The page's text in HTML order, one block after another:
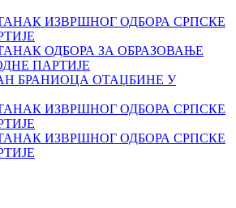
ИЗВРШНОГ ОДБОРА СРПСКЕ
ОДБОРА ЗА ОБРАЗОВАЊЕ
ПАРТИЈЕ
БРАНИОЦА ОТАЏБИНЕ У
ИЗВРШНОГ ОДБОРА СРПСКЕ
ИЗВРШНОГ ОДБОРА СРПСКЕ